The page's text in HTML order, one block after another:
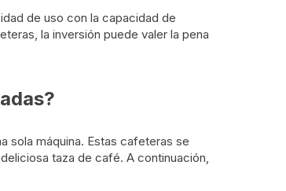
de uso con la capacidad de
la inversión puede valer la pena
sola máquina. Estas cafeteras se
taza de café. A continuación,